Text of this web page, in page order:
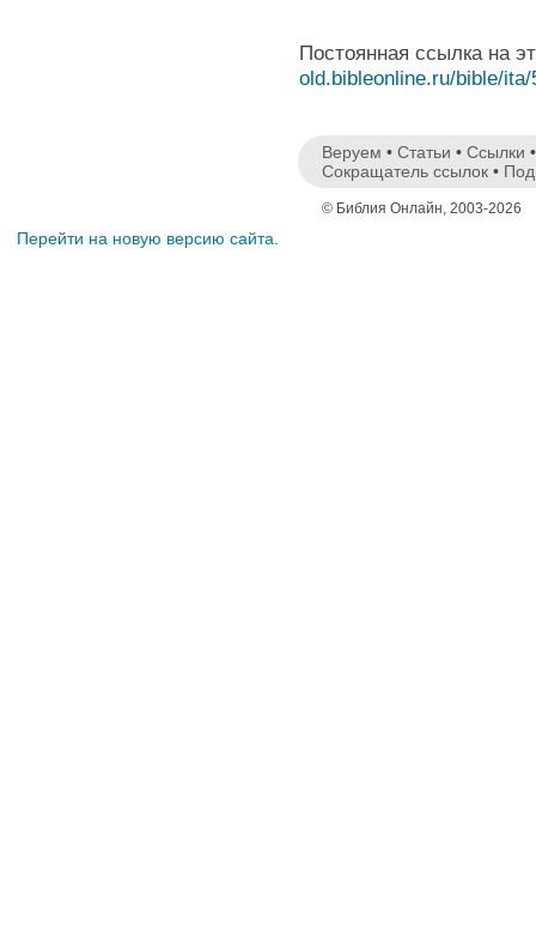
Постоянная ссылка на
old.bibleonline.ru/bible/ita/
Веруем • Статьи • Ссылки
Сокращатель ссылок •
© Библия Онлайн, 2003-2026
Перейти на новую версию сайта.